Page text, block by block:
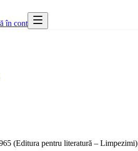
în cont
(Editura pentru literatură – Limpezimi)